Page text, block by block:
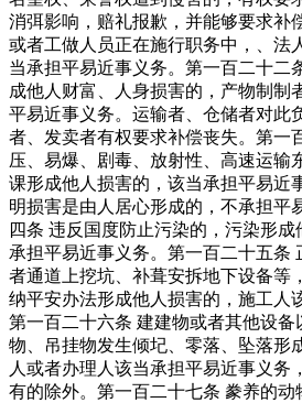
消弭影响，赔礼报歉，并能够要求补
或者工做人员正在施行职务中，、法
当承担平易近事义务。第一百二十二
成他人财富、人身损害的，产物制制
平易近事义务。运输者、仓储者对此
者、发卖者有权要求补偿丧失。第一
压、易爆、剧毒、放射性、高速运输
课形成他人损害的，该当承担平易近
明损害是由人居心形成的，不承担平
四条 违反国度防止污染的，污染形
承担平易近事义务。第一百二十五条
者通道上挖坑、补葺安拆地下设备等
纳平安办法形成他人损害的，施工人
第一百二十六条 建建物或者其他设备
物、吊挂物发生倾圮、零落、坠落形
人或者办理人该当承担平易近事义务
有的除外。第一百二十七条 豢养的动